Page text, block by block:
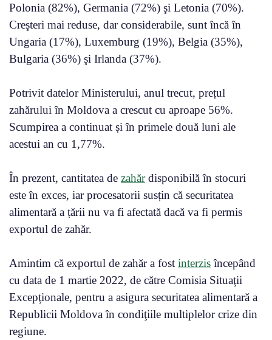
Polonia (82%), Germania (72%) şi Letonia (70%).
Creşteri mai reduse, dar considerabile, sunt încă în
Ungaria (17%), Luxemburg (19%), Belgia (35%),
Bulgaria (36%) şi Irlanda (37%).
Potrivit datelor Ministerului, anul trecut, prețul
zahărului în Moldova a crescut cu aproape 56%.
Scumpirea a continuat și în primele două luni ale
acestui an cu 1,77%.
În prezent, cantitatea de zahărdisponibilă în stocuri
este în exces, iar procesatorii susțin că securitatea
alimentară a țării nu va fi afectată dacă va fi permis
exportul de zahăr.
Amintim că exportul de zahăr a fost interzisîncepând
cu data de 1 martie 2022, de către Comisia Situaţii
Excepţionale, pentru a asigura securitatea alimentară a
Republicii Moldova în condiţiile multiplelor crize din
regiune.